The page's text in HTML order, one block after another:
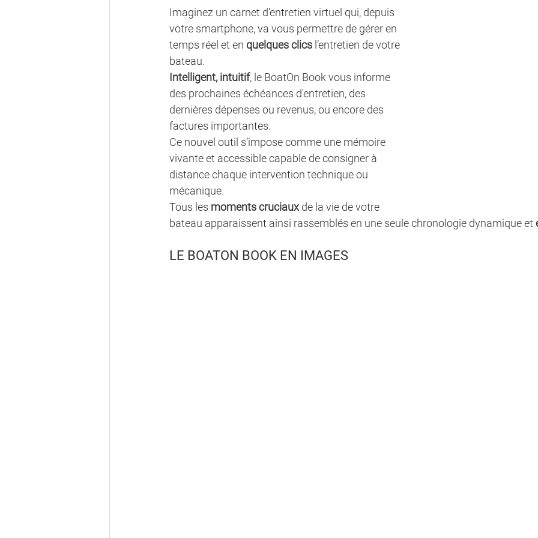
Imaginez un carnet d’entretien virtuel qui, depuis
votre smartphone, va vous permettre de gérer en
temps réel et en quelques clics l’entretien de votre
bateau.
Intelligent, intuitif, le BoatOn Book vous informe
des prochaines échéances d'entretien, des
dernières dépenses ou revenus, ou encore des
factures importantes.
Ce nouvel outil s’impose comme une mémoire
vivante et accessible capable de consigner à
distance chaque intervention technique ou
mécanique.
Tous les moments cruciaux de la vie de votre
bateau apparaissent ainsi rassemblés en une seule chronologie dynamique et
LE BOATON BOOK EN IMAGES